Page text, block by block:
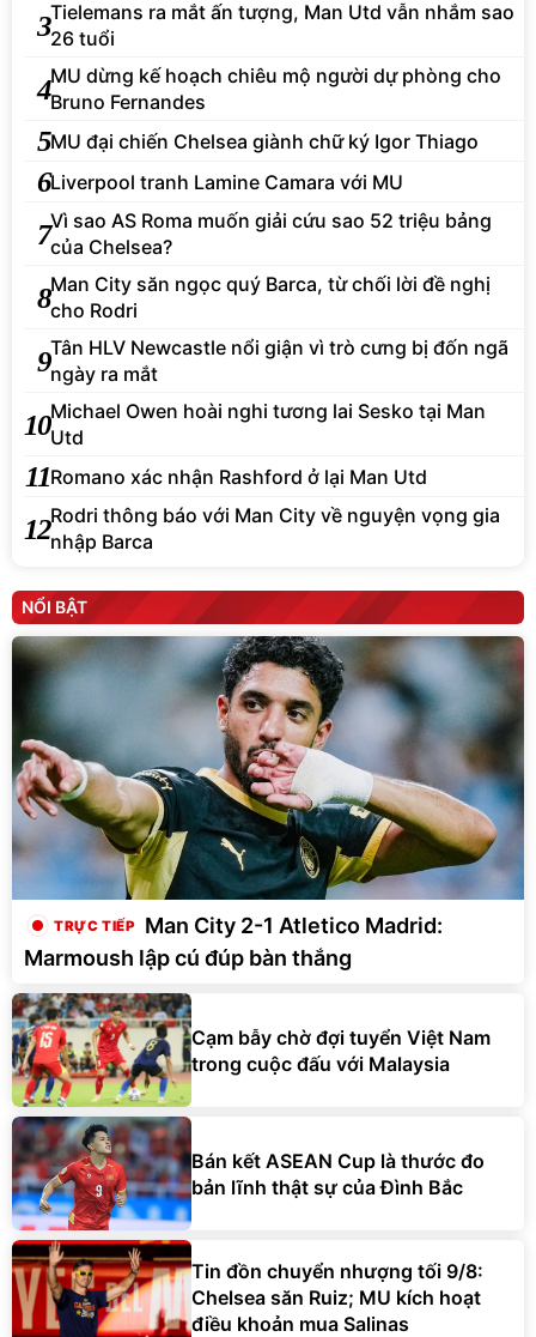
3Tielemans ra mắt ấn tượng, Man Utd vẫn nhắm sao
26 tuổi
4MU dừng kế hoạch chiêu mộ người dự phòng cho
Bruno Fernandes
5MU đại chiến Chelsea giành chữ ký Igor Thiago
6Liverpool tranh Lamine Camara với MU
7Vì sao AS Roma muốn giải cứu sao 52 triệu bảng
của Chelsea?
8Man City săn ngọc quý Barca, từ chối lời đề nghị
cho Rodri
9Tân HLV Newcastle nổi giận vì trò cưng bị đốn ngã
ngày ra mắt
10Michael Owen hoài nghi tương lai Sesko tại Man
Utd
11Romano xác nhận Rashford ở lại Man Utd
12Rodri thông báo với Man City về nguyện vọng gia
nhập Barca
NỔI BẬT
Man City 2-1 Atletico Madrid:
Marmoush lập cú đúp bàn thắng
Cạm bẫy chờ đợi tuyển Việt Nam
trong cuộc đấu với Malaysia
Bán kết ASEAN Cup là thước đo
bản lĩnh thật sự của Đình Bắc
Tin đồn chuyển nhượng tối 9/8:
Chelsea săn Ruiz; MU kích hoạt
điều khoản mua Salinas